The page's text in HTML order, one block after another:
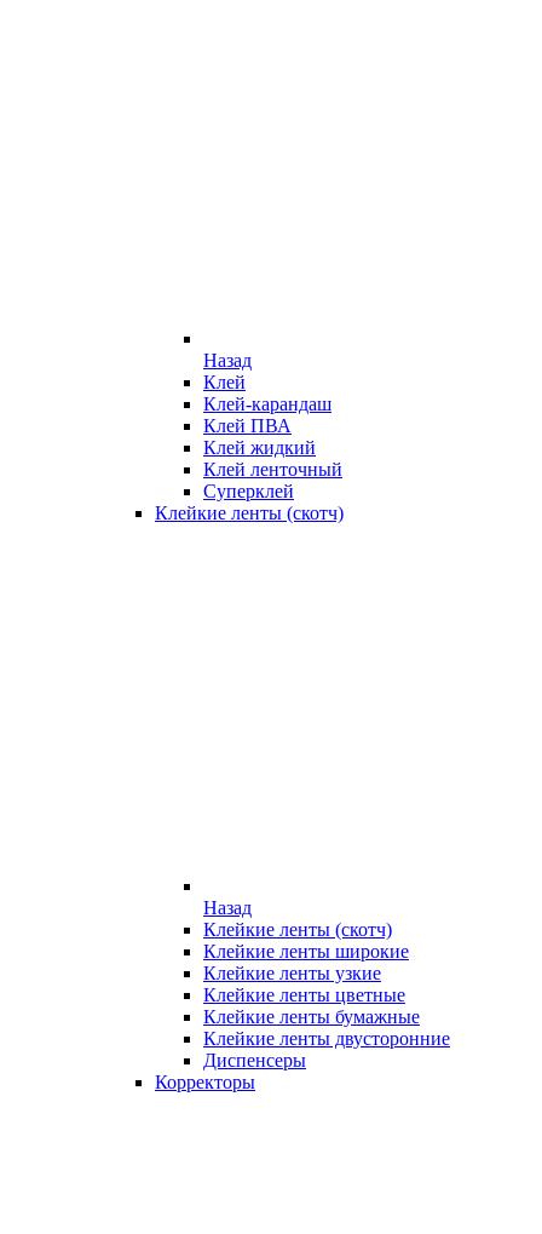
Назад
Клей
Клей-карандаш
Клей ПВА
Клей жидкий
Клей ленточный
Суперклей
Клейкие ленты (скотч)
Назад
Клейкие ленты (скотч)
Клейкие ленты широкие
Клейкие ленты узкие
Клейкие ленты цветные
Клейкие ленты бумажные
Клейкие ленты двусторонние
Диспенсеры
Корректоры